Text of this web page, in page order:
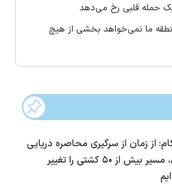
حمله قلبی رخ می‌دهد
ما نمی‌خواهد بخشی از هیچ
از زمان از سرگیری محاصره دریایی
ایران، مسیر بیش از ۵۰ کشتی را تغییر